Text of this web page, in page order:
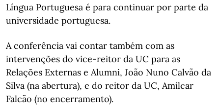
Língua Portuguesa é para continuar por parte da
universidade portuguesa.
A conferência vai contar também com as
intervenções do vice-reitor da UC para as
Relações Externas e Alumni, João Nuno Calvão da
Silva (na abertura), e do reitor da UC, Amílcar
Falcão (no encerramento).